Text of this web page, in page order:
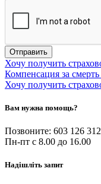
Хочу получить
Компенсация за смерть
Хочу получить
Вам нужна помощь?
Позвоните: 603 126 312
Пн-пт с 8.00 до 16.00
Надішліть запит